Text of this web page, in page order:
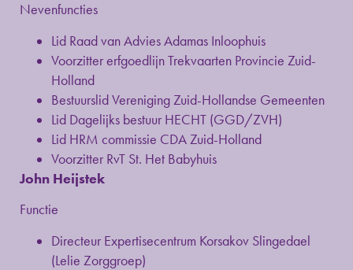
Nevenfuncties
Lid Raad van Advies Adamas Inloophuis
Voorzitter erfgoedlijn Trekvaarten Provincie Zuid-
Holland
Bestuurslid Vereniging Zuid-Hollandse Gemeenten
Lid Dagelijks bestuur HECHT (GGD/ZVH)
Lid HRM commissie CDA Zuid-Holland
Voorzitter RvT St. Het Babyhuis
John Heijstek
Functie
Directeur Expertisecentrum Korsakov Slingedael
(Lelie Zorggroep)